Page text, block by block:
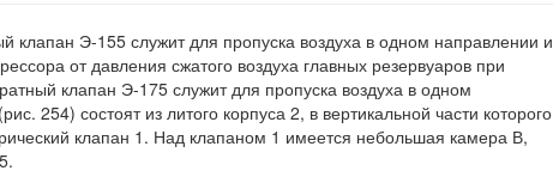
Э-155 служит для пропуска воздуха в одном направлении и
от давления сжатого воздуха главных резервуаров при
клапан Э-175 служит для пропуска воздуха в одном
254) состоят из литого корпуса 2, в вертикальной части которого
клапан 1. Над клапаном 1 имеется небольшая камера В,